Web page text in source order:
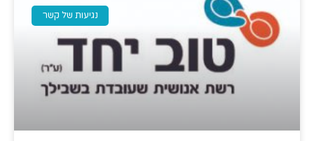
נגיעות של קשר